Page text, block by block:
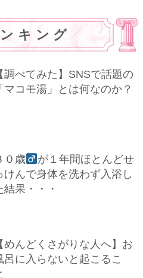
キング
調べてみた】SNSで話題の
マコモ湯」とは何なのか？
０歳
が１年間ほとんどせ
けんで身体を洗わず入浴し
結果・・・
めんどくさがりな人へ】お
呂に入らないと起こるこ